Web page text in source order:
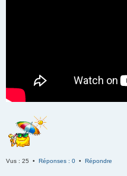
Vus : 25 • Réponses : 0 • Répondre